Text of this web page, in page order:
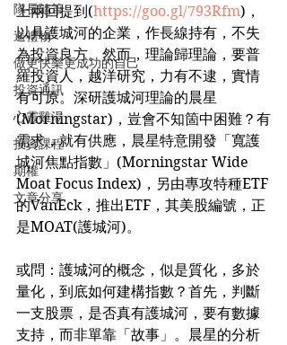
隊長隨筆
送禮物
做更快樂更成功的自己
投資通訊
心靈雞湯
投資課程
期權
文章分享
上兩回提到(https://goo.gl/793Rfm)，
以具護城河的企業，作長線持有，不失
為投資良方。然而，理論歸理論，要普
羅投資人，越洋研究，力有不逮，實情
有可原。深研護城河理論的晨星
(Morningstar)，豈會不知箇中困難？有
需求，就有供應，晨星特意開發「寬護
城河焦點指數」(Morningstar Wide
Moat Focus Index)，另由專攻特種ETF
的VanEck，推出ETF，其美股編號，正
是MOAT(護城河)。
或問：護城河的概念，似是質化，多於
量化，到底如何建構指數？首先，判斷
一支股票，是否真有護城河，要有數據
支持，而非單靠「故事」。晨星的分析